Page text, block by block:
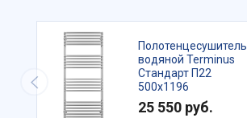
Полотенцесушитель
водяной Terminus
Стандарт П22
500х1196
25 550 руб.